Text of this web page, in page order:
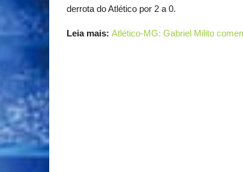
derrota do Atlético por 2 a 0.
Leia mais: Atlético-MG: Gabriel Milito